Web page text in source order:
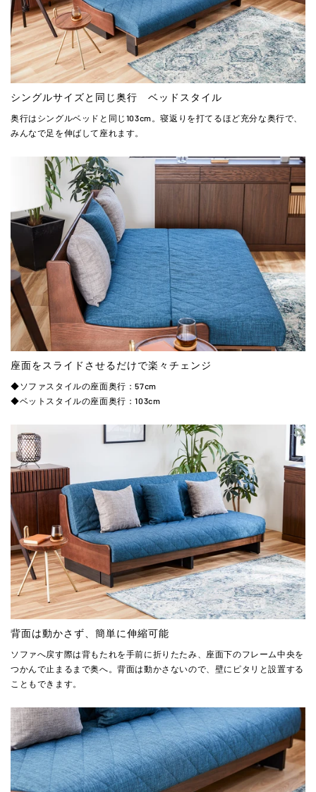
シングルサイズと同じ奥行 ベッドスタイル
奥行はシングルベッドと同じ103cm。寝返りを打てるほど充分な奥行で、
みんなで足を伸ばして座れます。
座面をスライドさせるだけで楽々チェンジ
◆ソファスタイルの座面奥行：57cm
◆ベットスタイルの座面奥行：103cm
背面は動かさず、簡単に伸縮可能
ソファへ戻す際は背もたれを手前に折りたたみ、座面下のフレーム中央を
つかんで止まるまで奥へ。背面は動かさないので、壁にピタリと設置する
こともできます。